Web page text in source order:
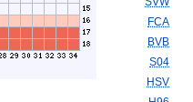
FCA
BVB
S04
HSV